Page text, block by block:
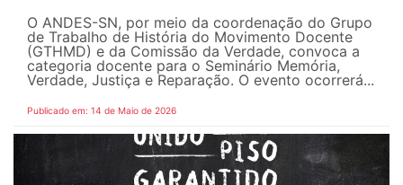
O ANDES-SN, por meio da coordenação do Grupo
de Trabalho de História do Movimento Docente
(GTHMD) e da Comissão da Verdade, convoca a
categoria docente para o Seminário Memória,
Verdade, Justiça e Reparação. O evento ocorrerá...
Publicado em: 14 de Maio de 2026